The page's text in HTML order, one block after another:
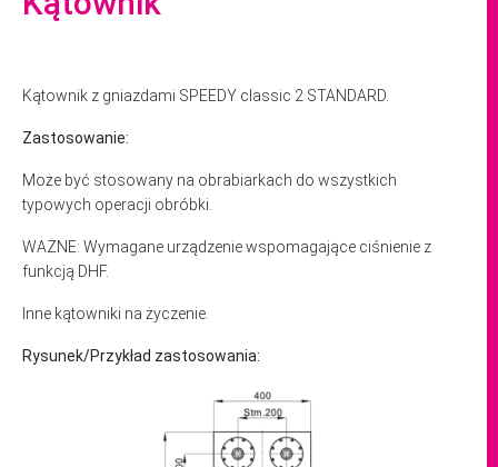
Kątownik z gniazdami SPEEDY classic 2 STANDARD.
Zastosowanie:
Może być stosowany na obrabiarkach do wszystkich
typowych operacji obróbki.
WAŻNE: Wymagane urządzenie wspomagające ciśnienie z
funkcją DHF.
Inne kątowniki na życzenie.
Rysunek/Przykład zastosowania: